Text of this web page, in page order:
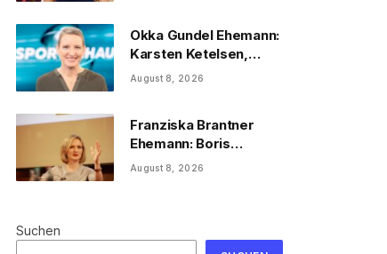
Okka Gundel Ehemann:
Karsten Ketelsen,
Beruf & Kinder
August 8, 2026
Franziska Brantner
Ehemann: Boris
Palmer, Tochter &
August 8, 2026
Suchen